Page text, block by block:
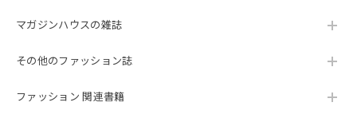
マガジンハウスの雑誌
その他のファッション誌
ファッション 関連書籍